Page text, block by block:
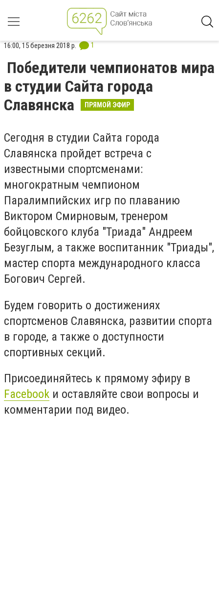
16:00, 15 березня 2018 р. 1
Победители чемпионатов мира
в студии Сайта города
Славянска
ПРЯМОЙ ЭФИР
Сегодня в студии Сайта города
Славянска пройдет встреча с
известными спортсменами:
многократным чемпионом
Паралимпийских игр по плаванию
Виктором Смирновым, тренером
бойцовского клуба "Триада" Андреем
Безуглым, а также воспитанник "Триады",
мастер спорта международного класса
Богович Сергей.
Будем говорить о достижениях
спортсменов Славянска, развитии спорта
в городе, а также о доступности
спортивных секций.
Присоединяйтесь к прямому эфиру в
Facebook и оставляйте свои вопросы и
комментарии под видео.